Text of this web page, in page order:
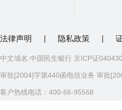
法律声明 隐私政策
中文域名:中国民生银行 京ICP证
审批[2004]字第440函电信业务 审批
客户热线电话：400-66-95568